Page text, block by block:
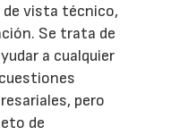
de vista técnico,
Se trata de
a cualquier
pero
de